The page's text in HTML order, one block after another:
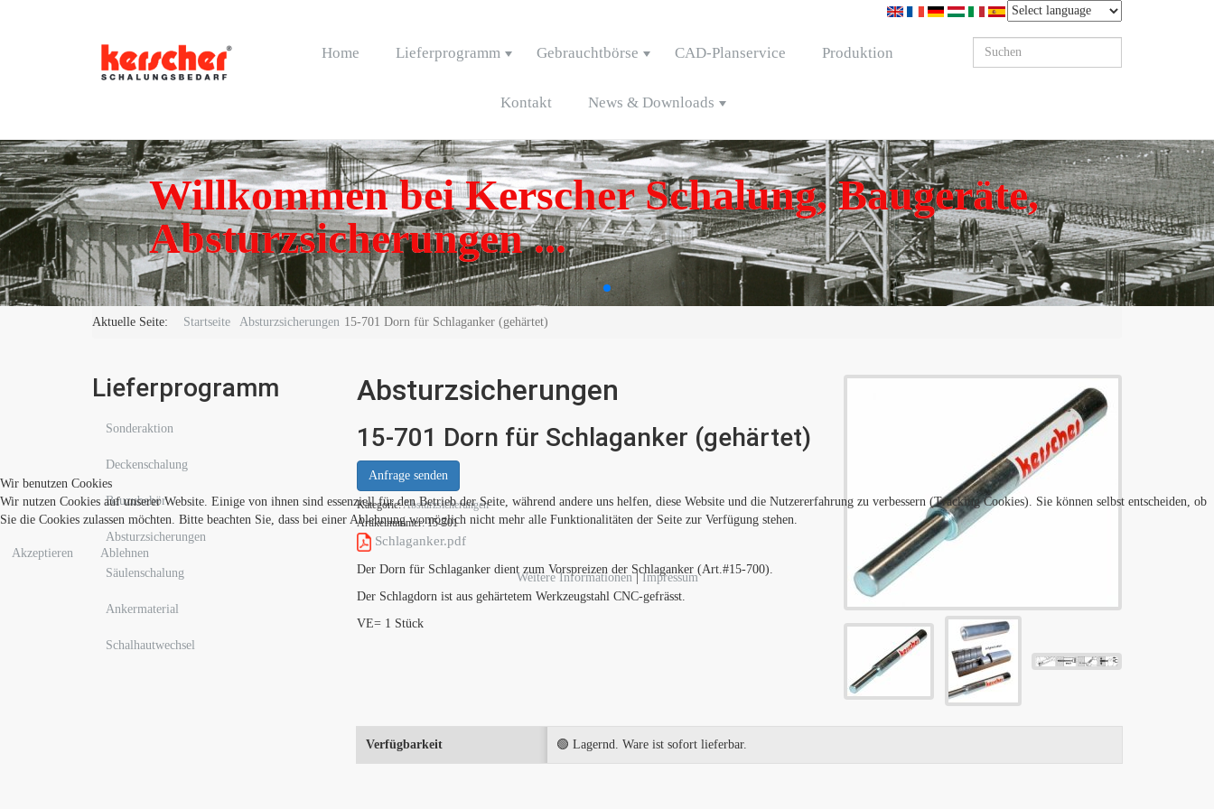
Home Lieferprogramm Gebrauchtbörse CAD-Planservice Produktion
Kontakt News & Downloads
Willkommen bei Kerscher Schalung, Baugeräte,
Absturzsicherungen ...
Aktuelle Seite: Startseite Absturzsicherungen 15-701 Dorn für Schlaganker (gehärtet)
Lieferprogramm
Sonderaktion
Deckenschalung
Bauzubehör
Absturzsicherungen
Säulenschalung
Ankermaterial
Schalhautwechsel
Absturzsicherungen
15-701 Dorn für Schlaganker (gehärtet)
Anfrage senden
Kategorie:Absturzsicherungen
Artikelnummer:15-701
Schlaganker.pdf
Der Dorn für Schlaganker dient zum Vorspreizen der Schlaganker (Art.#15-700).
Der Schlagdorn ist aus gehärtetem Werkzeugstahl CNC-gefrässt.
VE= 1 Stück
Verfügbarkeit 🟢 Lagernd. Ware ist sofort lieferbar.
Wir benutzen Cookies
Wir nutzen Cookies auf unserer Website. Einige von ihnen sind essenziell für den Betrieb der Seite, während andere uns helfen, diese Website und die Nutzererfahrung zu verbessern (Tracking Cookies). Sie können selbst entscheiden, ob
Sie die Cookies zulassen möchten. Bitte beachten Sie, dass bei einer Ablehnung womöglich nicht mehr alle Funktionalitäten der Seite zur Verfügung stehen.
Akzeptieren
Ablehnen
Weitere Informationen|Impressum